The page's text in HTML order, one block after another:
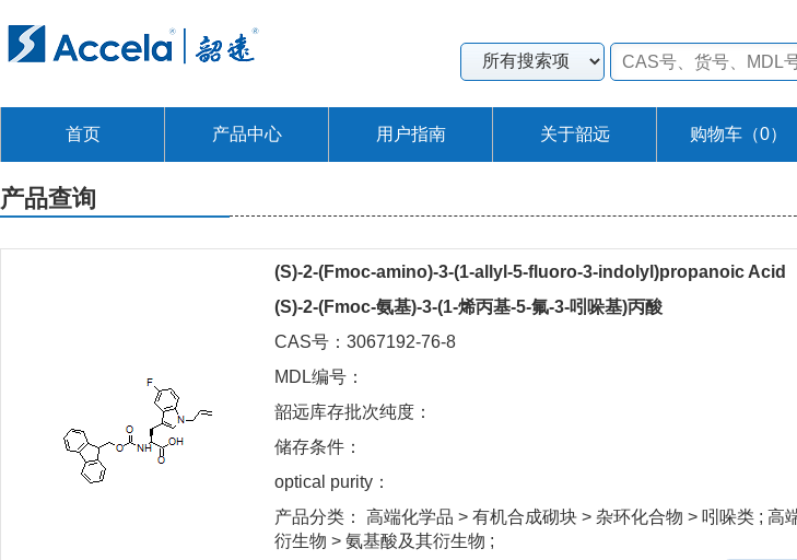
首页 产品中心 用户指南 关于韶远 购物车（0）
产品查询
(S)-2-(Fmoc-amino)-3-(1-allyl-5-fluoro-3-indolyl)propanoic Acid
(S)-2-(Fmoc-氨基)-3-(1-烯丙基-5-氟-3-吲哚基)丙酸
CAS号：3067192-76-8
MDL编号：
韶远库存批次纯度：
储存条件：
optical purity：
产品分类： 高端化学品 > 有机合成砌块 > 杂环化合物 > 吲哚类 ; 高
衍生物 > 氨基酸及其衍生物 ;